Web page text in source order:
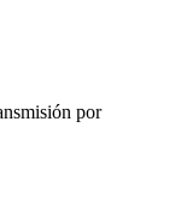
por